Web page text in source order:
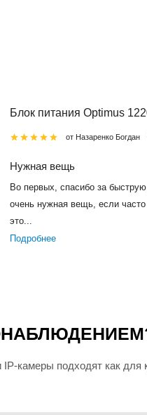
Блок питания Optimus
от Назаренко Богдан
Нужная вещь
Во первых, спасибо за
очень нужная вещь, если
это...
Подробнее
камеры подходят как